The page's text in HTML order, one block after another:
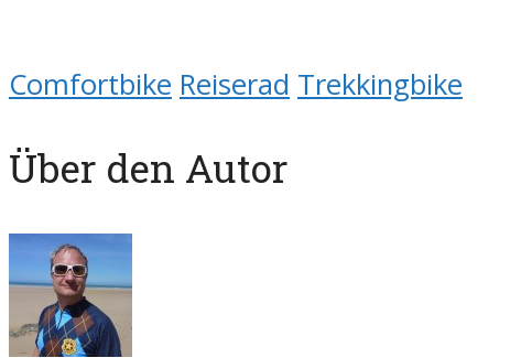
Comfortbike Reiserad Trekkingbike
Über den Autor